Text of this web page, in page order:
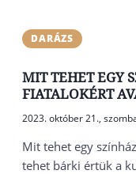
DARÁZS
MIT TEHET EGY
FIATALOKÉRT
2023. október 21.,
Mit tehet egy
tehet bárki értük a